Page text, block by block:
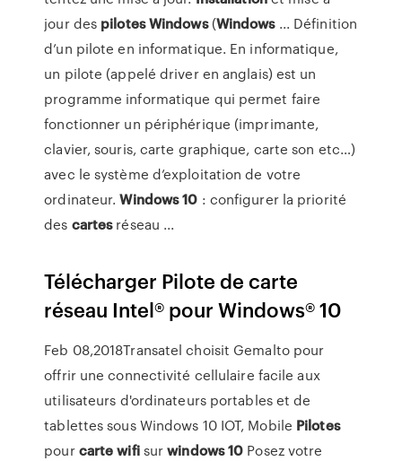
jour des pilotesWindows(Windows... Définition
d’un pilote en informatique. En informatique,
un pilote (appelé driver en anglais) est un
programme informatique qui permet faire
fonctionner un périphérique (imprimante,
clavier, souris, carte graphique, carte son etc…)
avec le système d’exploitation de votre
ordinateur.Windows10 : configurer la priorité
des cartesréseau ...
Télécharger Pilote de carte
réseau Intel® pour Windows® 10
Feb 08,2018Transatel choisit Gemalto pour
offrir une connectivité cellulaire facile aux
utilisateurs d'ordinateurs portables et de
tablettes sous Windows 10 IOT, Mobile Pilotes
pourcarte wifisurwindows10 Posez votre